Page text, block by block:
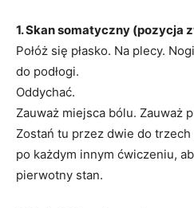
1. Skan somatyczny (pozycja
Połóż się płasko. Na plecy.
do podłogi.
Oddychać.
Zauważ miejsca bólu. Zauważ
Zostań tu przez dwie do
po każdym innym ćwiczeniu,
pierwotny stan.